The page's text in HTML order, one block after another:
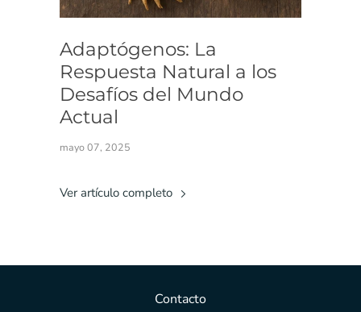
Adaptógenos: La
Respuesta Natural a los
Desafíos del Mundo
Actual
mayo 07, 2025
Ver artículo completo
Contacto